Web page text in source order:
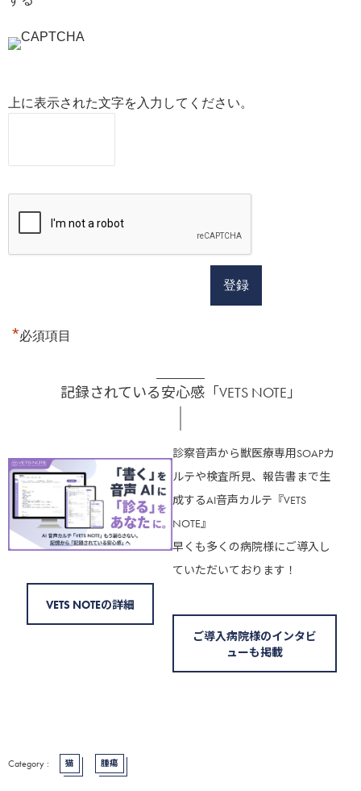
上に表示された文字を入力してください。
*必須項目
記録されている安心感「VETS NOTE」
VETS NOTEの詳細
診察音声から獣医療専用SOAPカ
ルテや検査所見、報告書まで生
成するAI音声カルテ『VETS
NOTE』
早くも多くの病院様にご導入し
ていただいております！
ご導入病院様のインタビ
ューも掲載
猫 腫瘍